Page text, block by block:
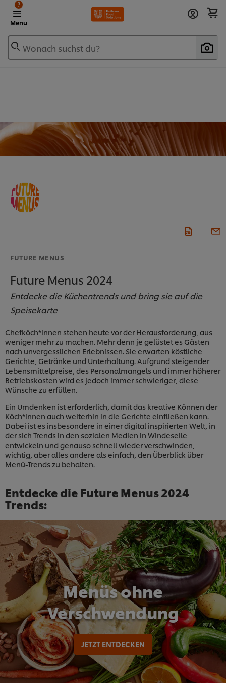
Menu
?
Wonach suchst du?
FUTURE MENUS​
Future Menus 2024
Entdecke die Küchentrends und bring sie auf die
Speisekarte
Chefköch*innen stehen heute vor der Herausforderung, aus
weniger mehr zu machen. Mehr denn je gelüstet es Gästen
nach unvergesslichen Erlebnissen. Sie erwarten köstliche
Gerichte, Getränke und Unterhaltung. Aufgrund steigender
Lebensmittelpreise, des Personalmangels und immer höherer
Betriebskosten wird es jedoch immer schwieriger, diese
Wünsche zu erfüllen.
Ein Umdenken ist erforderlich, damit das kreative Können der
Köch*innen auch weiterhin in die Gerichte einfließen kann.
Dabei ist es insbesondere in einer digital inspirierten Welt, in
der sich Trends in den sozialen Medien in Windeseile
entwickeln und genauso schnell wieder verschwinden,
wichtig, aber alles andere als einfach, den Überblick über
Menü-Trends zu behalten.
Entdecke die Future Menus 2024
Trends:
Menüs ohne
Verschwendung
JETZT ENTDECKEN